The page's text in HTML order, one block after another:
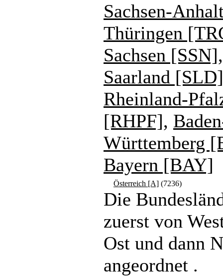
Sachsen-
Thüringen
Sachsen [SSN],
Saarland [SLD]
Rheinland-
[RHPF],
Württemberg
Bayern [BAY]
Österreich [A] (7236)
Die
zuerst von
Ost und dann
angeordnet .